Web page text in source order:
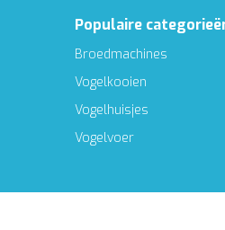
Populaire
Broedmachines
Vogelkooien
Vogelhuisjes
Vogelvoer